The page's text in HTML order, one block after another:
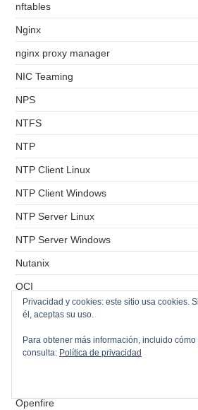
nftables
Nginx
nginx proxy manager
NIC Teaming
NPS
NTFS
NTP
NTP Client Linux
NTP Client Windows
NTP Server Linux
NTP Server Windows
Nutanix
OCI
OCSinventory
OCSinventory Agent
Onlyoffice
Openfire
Privacidad y cookies: este sitio usa cookies.
él, aceptas su uso.
Para obtener más información, incluido
consulta: Política de privacidad